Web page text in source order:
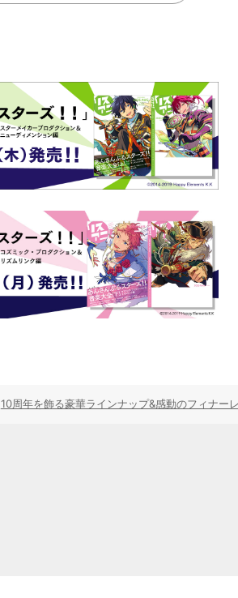
10周年を飾る豪華ラインナップ&感動のフィナー